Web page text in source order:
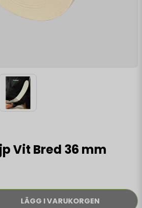
Vit Bred 36 mm
LÄGG I VARUKORGEN